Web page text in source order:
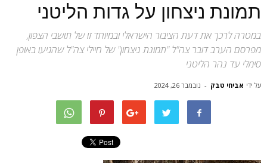
תמונת ניצחון על גדות הליטני
במטרה לרכך את דעת הציבור הישראלי ובמיוחד זו של תושבי הצפון,
מפרסם הערב דובר צה"ל "תמונת ניצחון" של חיילי צה"ל שהגיעו באופן
סימלי עד נהר הליטני
על ידי אביחי טבק - נובמבר 26, 2024